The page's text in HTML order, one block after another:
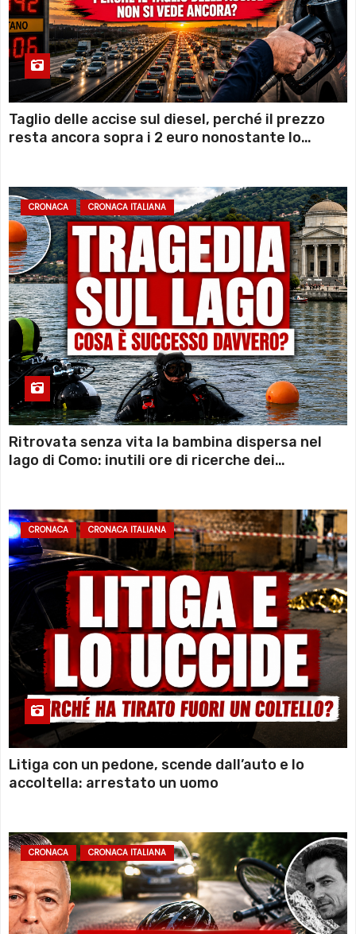
Taglio delle accise sul diesel, perché il prezzo
resta ancora sopra i 2 euro nonostante lo
CRONACA CRONACA ITALIANA
Ritrovata senza vita la bambina dispersa nel
lago di Como: inutili ore di ricerche dei
CRONACA CRONACA ITALIANA
Litiga con un pedone, scende dall’auto e lo
accoltella: arrestato un uomo
CRONACA CRONACA ITALIANA